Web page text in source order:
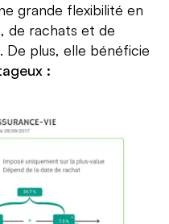
grande flexibilité en
de rachats et de
De plus, elle bénéficie
: